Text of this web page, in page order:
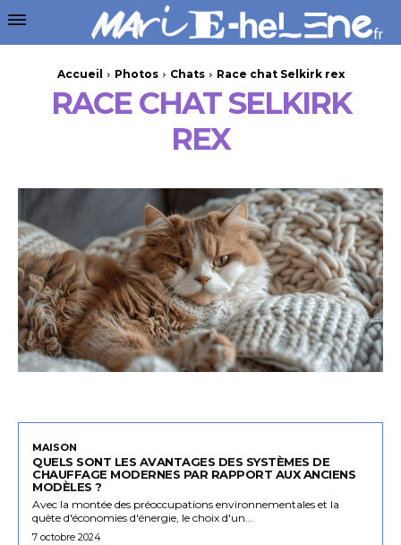
Accueil Photos Chats Race chat Selkirk rex
RACE CHAT SELKIRK
REX
MAISON
QUELS SONT LES AVANTAGES DES SYSTÈMES DE
CHAUFFAGE MODERNES PAR RAPPORT AUX ANCIENS
MODÈLES ?
Avec la montée des préoccupations environnementales et la
quête d'économies d'énergie, le choix d'un...
7 octobre 2024